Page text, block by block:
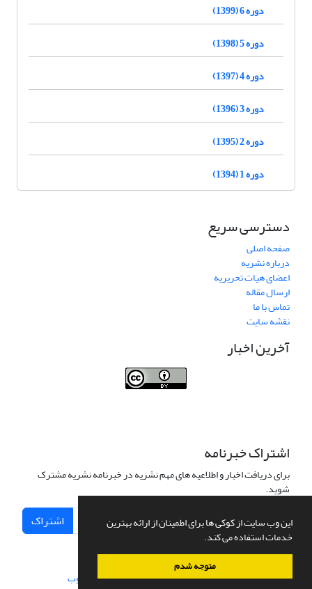
این وب سایت از کوکی ها برای اطمینان از ارائه بهترین
خدمات استفاده می کند.
متوجه شدم
دوره 6 (1399)
دوره 5 (1398)
دوره 4 (1397)
دوره 3 (1396)
دوره 2 (1395)
دوره 1 (1394)
دسترسی سریع
صفحه اصلی
درباره نشریه
اعضای هیات تحریریه
ارسال مقاله
تماس با ما
نقشه سایت
آخرین اخبار
اشتراک خبرنامه
برای دریافت اخبار و اطلاعیه های مهم نشریه در خبرنامه نشریه مشترک
شوید.
اشتراک
سامانه مدیریت نشریات علمی.طراحی و پیاده سازی از سیناوب